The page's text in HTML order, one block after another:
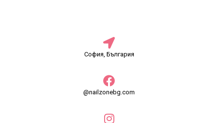
София, България
@nailzonebg.com